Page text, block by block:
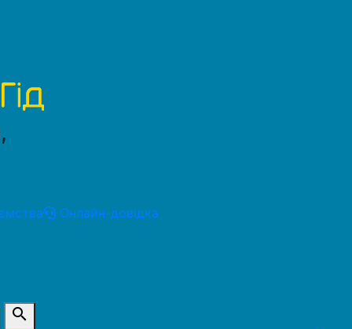
Онлайн-довідка
search